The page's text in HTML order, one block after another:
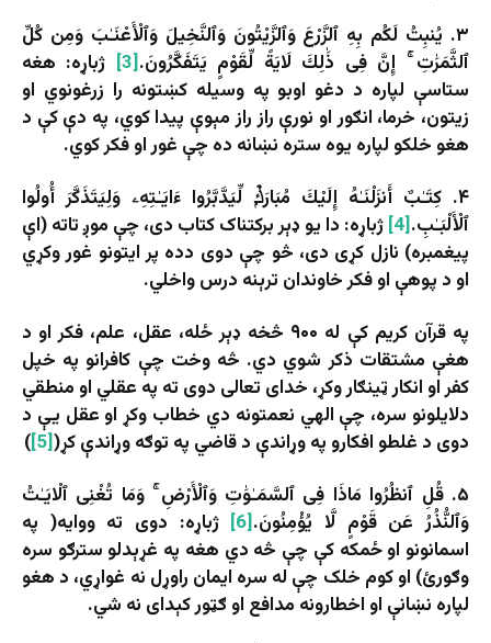
۳. يُنبِتُ لَكُم بِهِ ٱلزَّرْعَ وَٱلزَّيْتُونَ وَٱلنَّخِيلَ وَٱلْأَعْنَـٰبَ وَمِن كُلِّ
ٱلثَّمَرَٰتِ ۚ إِنَّ فِى ذَٰلِكَ لَايَةً لِّقَوْمٍ يَتَفَكَّرُونَ.[3]
ژباړه: هغه
ستاسې لپاره د دغو اوبو په وسیله کښتونه را زرغونوي او
زیتون، خرما، انګور او نورې راز راز مېوې پیدا کوي، په دې کې د
هغو خلکو لپاره یوه ستره نښانه ده چې غور او فکر کوي.
۴. كِتَـٰبٌ أَنزَلْنَـٰهُ إِلَيْكَ مُبَارَكٌۭ لِّيَدَّبَّرُوا ءَايَـٰتِهِۦ وَلِيَتَذَكَّرَ أُولُوا
ٱلْأَلْبَـٰبِ.[4]
ژباړه: دا یو ډېر برکتناک کتاب دی، چې موږ تاته (اې
پیغمبره) نازل کړی دی، څو چې دوی دده پر ایتونو غور وکړي
او د پوهې او فکر خاوندان ترېنه درس واخلي.
په قرآن کریم کې له ۹۰۰ څخه ډېر ځله، عقل، علم، فکر او د
هغې مشتقات ذکر شوي دي. څه وخت چې کافرانو په خپل
کفر او انکار ټینګار وکړ، خدای تعالی دوی ته په عقلي او منطقي
دلایلونو سره، چې الهي نعمتونه دي خطاب وکړ او عقل یې د
دوی د غلطو افکارو په وړاندې د قاضي په توګه وړاندې کړ([5]
)
۵. قُلِ ٱنظُرُوا مَاذَا فِى ٱلسَّمَـٰوَٰتِ وَٱلْأَرْضِ ۚ وَمَا تُغْنِى ٱلْايَـٰتُ
وَٱلنُّذُرُ عَن قَوْمٍ لَّا يُؤْمِنُونَ.[6]
ژباړه: دوی ته ووایه( په
اسمانونو او ځمکه کې چې څه دي هغه په غړېدلو سترګو سره
وګورئ) او کوم خلک چې له سره ایمان راوړل نه غواړي، د هغو
لپاره نښانې او اخطارونه مدافع او ګټور کېدای نه شي.